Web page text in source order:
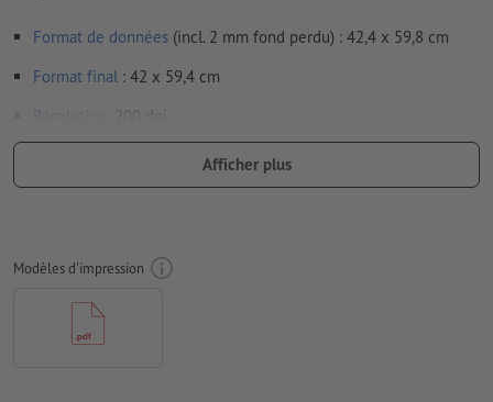
Format de données (incl. 2 mm fond perdu) : 42,4 x 59,8 cm
Format final : 42 x 59,4 cm
200 dpi
de fond perdu , placer les informations
importantes à une distance de min. 4 mm du format final
pour les papiers non couchés
Afficher plus
Modèles d'impression